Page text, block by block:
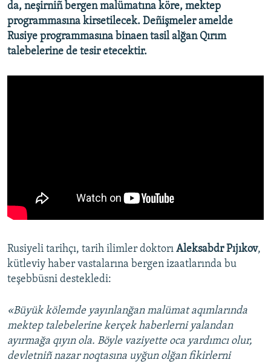
da, neşirniñ bergen malümatına köre, mektep
programmasına kirsetilecek. Deñişmeler amelde
Rusiye programmasına binaen tasil alğan Qırım
talebelerine de tesir etecektir.
Rusiyeli tarihçı, tarih ilimler doktorı Aleksabdr Pıjıkov,
kütleviy haber vastalarına bergen izaatlarında bu
teşebbüsni destekledi:
«Büyük kölemde yayınlanğan malümat aqımlarında
mektep talebelerine kerçek haberlerni yalandan
ayırmağa qıyın ola. Böyle vaziyette oca yardımcı olur,
devletniñ nazar noqtasına uyğun olğan fikirlerni